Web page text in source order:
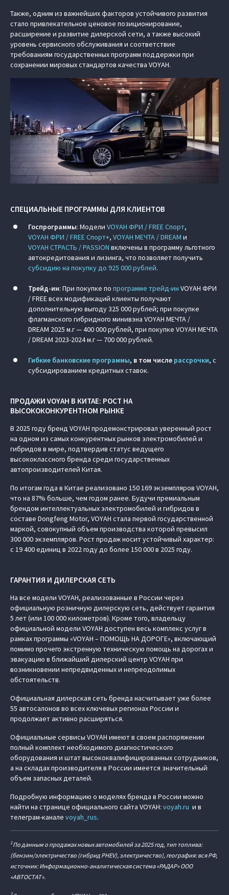
Также, одним из важнейших факторов устойчивого развития
стало привлекательное ценовое позиционирование,
расширение и развитие дилерской сети, а также высокий
уровень сервисного обслуживания и соответствие
требованиям государственных программ поддержки при
сохранении мировых стандартов качества VOYAH.
СПЕЦИАЛЬНЫЕ ПРОГРАММЫ ДЛЯ КЛИЕНТОВ
Госпрограммы: Модели VOYAH ФРИ / FREE Спорт,
VOYAH ФРИ / FREE Спорт+, VOYAH МЕЧТА / DREAM и
VOYAH СТРАСТЬ / PASSION включены в программу льготного
автокредитования и лизинга, что позволяет получить
субсидию на покупку до 925 000 рублей.
Трейд-ин: При покупке по программе трейд-ин VOYAH ФРИ
/ FREE всех модификаций клиенты получают
дополнительную выгоду 325 000 рублей; при покупке
флагманского гибридного минивэна VOYAH МЕЧТА /
DREAM 2025 м.г — 400 000 рублей, при покупке VOYAH МЕЧТА
/ DREAM 2023-2024 м.г — 700 000 рублей.
Гибкие банковские программы, в том числе рассрочки, с
субсидированием кредитных ставок.
ПРОДАЖИ VOYAH В КИТАЕ: РОСТ НА
ВЫСОКОКОНКУРЕНТНОМ РЫНКЕ
В 2025 году бренд VOYAH продемонстрировал уверенный рост
на одном из самых конкурентных рынков электромобилей и
гибридов в мире, подтвердив статус ведущего
высококлассного бренда среди государственных
автопроизводителей Китая.
По итогам года в Китае реализовано 150 169 экземпляров VOYAH,
что на 87% больше, чем годом ранее. Будучи премиальным
брендом интеллектуальных электромобилей и гибридов в
составе Dongfeng Motor, VOYAH стала первой государственной
маркой, совокупный объем производства которой превысил
300 000 экземпляров. Рост продаж носит устойчивый характер:
с 19 400 единиц в 2022 году до более 150 000 в 2025 году.
ГАРАНТИЯ И ДИЛЕРСКАЯ СЕТЬ
На все модели VOYAH, реализованные в России через
официальную розничную дилерскую сеть, действует гарантия
5 лет (или 100 000 километров). Кроме того, владельцу
официальной модели VOYAH доступен весь комплекс услуг в
рамках программы «VOYAH – ПОМОЩЬ НА ДОРОГЕ», включающий
помимо прочего экстренную техническую помощь на дорогах и
эвакуацию в ближайший дилерский центр VOYAH при
возникновении непредвиденных и непреодолимых
обстоятельств.
Официальная дилерская сеть бренда насчитывает уже более
55 автосалонов во всех ключевых регионах России и
продолжает активно расширяться.
Официальные сервисы VOYAH имеют в своем распоряжении
полный комплект необходимого диагностического
оборудования и штат высококвалифицированных сотрудников,
а на складах производителя в России имеется значительный
объем запасных деталей.
Подробную информацию о моделях бренда в России можно
найти на странице официального сайта VOYAH: voyah.ru и в
телеграм-канале voyah_rus.
1По данным о продажах новых автомобилей за 2025 год, тип топлива:
(бензин/электричество (гибрид PHEV), электричество), география: вся РФ,
источник: Информационно-аналитическая система «РАДАР» ООО
«АВТОСТАТ».